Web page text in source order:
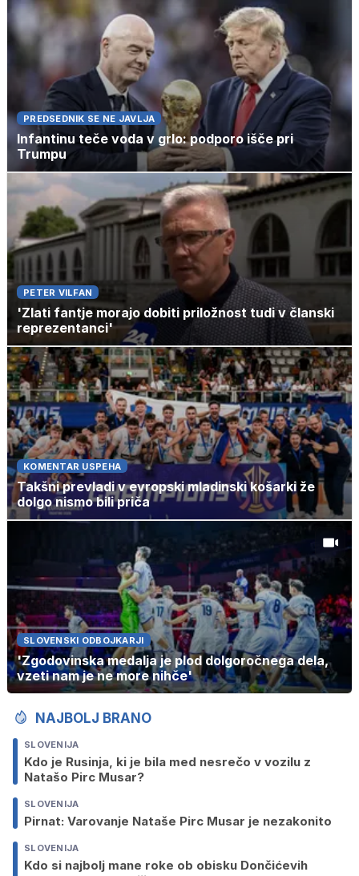
PREDSEDNIK SE NE JAVLJA
Infantinu teče voda v grlo: podporo išče pri
Trumpu
PETER VILFAN
'Zlati fantje morajo dobiti priložnost tudi v članski
reprezentanci'
KOMENTAR USPEHA
Takšni prevladi v evropski mladinski košarki že
dolgo nismo bili priča
SLOVENSKI ODBOJKARJI
'Zgodovinska medalja je plod dolgoročnega dela,
vzeti nam je ne more nihče'
NAJBOLJ BRANO
SLOVENIJA
Kdo je Rusinja, ki je bila med nesrečo v vozilu z
Natašo Pirc Musar?
SLOVENIJA
Pirnat: Varovanje Nataše Pirc Musar je nezakonito
SLOVENIJA
Kdo si najbolj mane roke ob obisku Dončićevih